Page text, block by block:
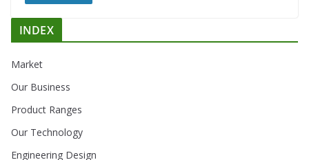
INDEX
Market
Our Business
Product Ranges
Our Technology
Engineering Design